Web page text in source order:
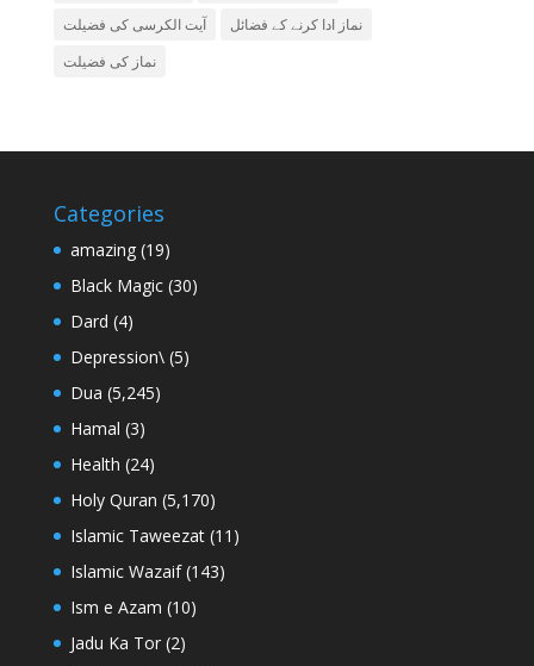
آیت الکرسی کی فضیلت
نماز ادا کرنے کے فضائل
نماز کی فضیلت
Categories
amazing(19)
Black Magic(30)
Dard (4)
Depression\(5)
Dua (5,245)
Hamal (3)
Health (24)
Holy Quran (5,170)
Islamic Taweezat(11)
Islamic Wazaif(143)
Ism e Azam (10)
Jadu Ka Tor(2)